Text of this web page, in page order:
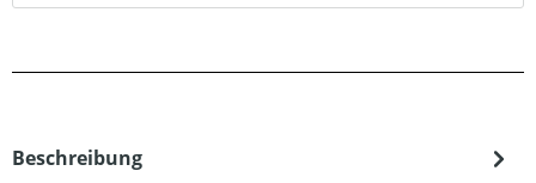
Beschreibung